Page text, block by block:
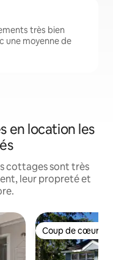
très bien
une moyenne de
en location les
cottages sont très
leur propreté et
Coup de cœur
Coup de cœur